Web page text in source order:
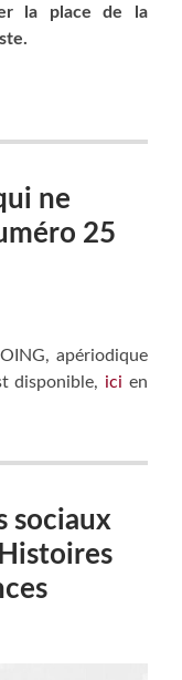
la place de la
ne
25
apériodique
disponible, ici en
sociaux